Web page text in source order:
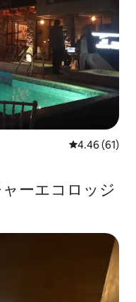
レビュー61
4.46 (61)
ーエコロッジ